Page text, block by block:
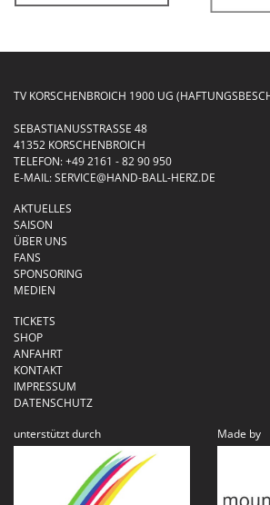
TV KORSCHENBROICH 1900 UG
SEBASTIANUSSTRASSE 48
41352 KORSCHENBROICH
TELEFON:+49 2161 - 82 90 950
E-MAIL:SERVICE@HAND-BALL-HERZ.DE
AKTUELLES
SAISON
ÜBER UNS
FANS
SPONSORING
MEDIEN
TICKETS
SHOP
ANFAHRT
KONTAKT
IMPRESSUM
DATENSCHUTZ
unterstützt durch
Made by